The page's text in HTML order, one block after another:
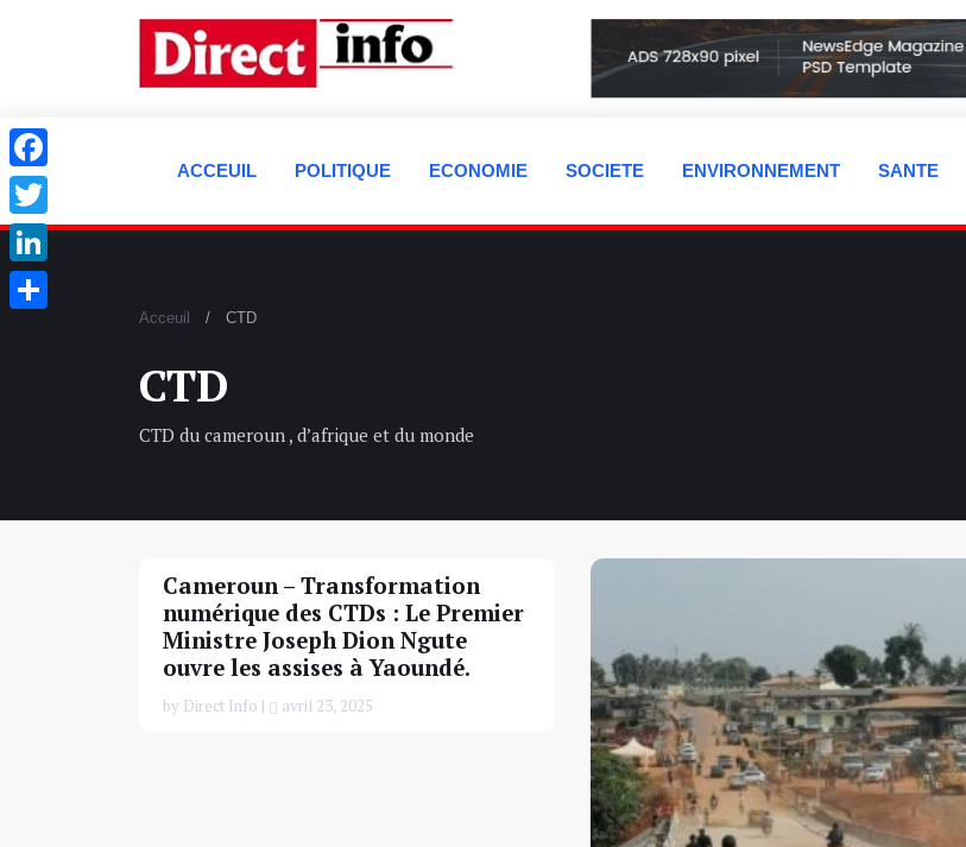
ACCEUIL POLITIQUE ECONOMIE SOCIETE ENVIRONNEMENT SANTE
Acceuil CTD
CTD
CTD du cameroun , d’afrique et du monde
Cameroun – Transformation
numérique des CTDs : Le Premier
Ministre Joseph Dion Ngute
ouvre les assises à Yaoundé.
by Direct Info | avril 23, 2025
Facebook
Twitter
LinkedIn